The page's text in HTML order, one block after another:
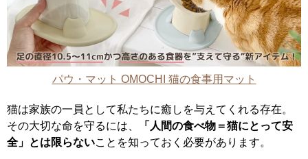
パウ・マット OMOCHI 猫の食事用マット
猫は家族の一員として私たちに癒しを与えてくれる存在。
その大切な命を守るには、
「人間の食べ物＝猫にとって安
全」とは限らないことを知っておく必要があります。